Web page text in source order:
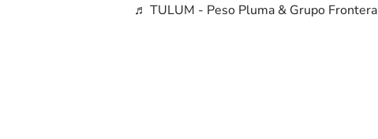
♬ TULUM - Peso Pluma & Grupo Frontera